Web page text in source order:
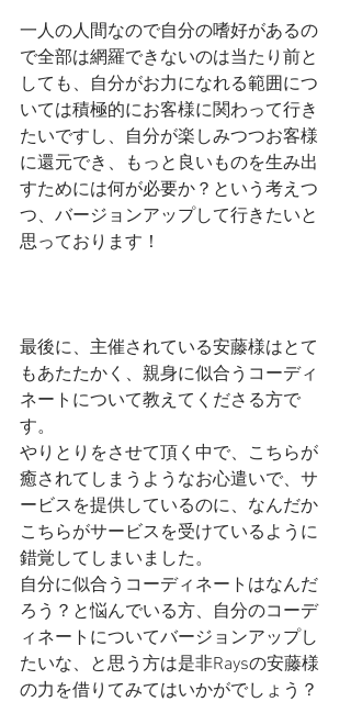
一人の人間なので自分の嗜好があるの
で全部は網羅できないのは当たり前と
しても、自分がお力になれる範囲につ
いては積極的にお客様に関わって行き
たいですし、自分が楽しみつつお客様
に還元でき、もっと良いものを生み出
すためには何が必要か？という考えつ
つ、バージョンアップして行きたいと
思っております！
最後に、主催されている安藤様はとて
もあたたかく、親身に似合うコーディ
ネートについて教えてくださる方で
す。
やりとりをさせて頂く中で、こちらが
癒されてしまうようなお心遣いで、サ
ービスを提供しているのに、なんだか
こちらがサービスを受けているように
錯覚してしまいました。
自分に似合うコーディネートはなんだ
ろう？と悩んでいる方、自分のコーデ
ィネートについてバージョンアップし
たいな、と思う方は是非Raysの安藤様
の力を借りてみてはいかがでしょう？